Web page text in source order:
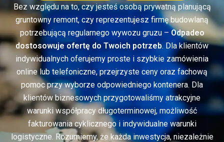
Bez względu na to, czy jesteś osobą prywatną planującą
gruntowny remont, czy reprezentujesz firmę budowlaną
potrzebującą regularnego wywozu gruzu – Odpadeo
dostosowuje ofertę do Twoich potrzeb. Dla klientów
indywidualnych oferujemy proste i szybkie zamówienia
online lub telefoniczne, przejrzyste ceny oraz fachową
pomoc przy wyborze odpowiedniego kontenera. Dla
klientów biznesowych przygotowaliśmy atrakcyjne
warunki współpracy długoterminowej, możliwość
fakturowania cyklicznego i indywidualne warunki
logistyczne. Rozumiemy, że każda inwestycja, niezależnie